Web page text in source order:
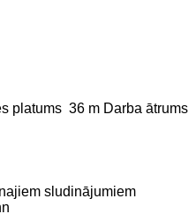
platums 36 m Darba ātrums
sludinājumiem